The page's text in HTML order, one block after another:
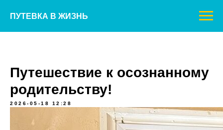
ПУТЕВКА В ЖИЗНЬ
Путешествие к осознанному
родительству!
2026-05-18 12:28